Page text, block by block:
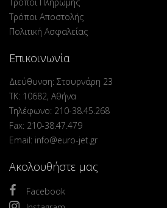
Τρόποι Αποστολής
Πολιτική Ασφαλείας
Επικοινωνία
Διεύθυνση: Στουρνάρη 23
ΤΚ: 10682, Αθήνα
Τηλέφωνο: 210-38.45.268
Fax: 210-38.47.479
Email: info@euro-jet.gr
Ακολουθήστε μας
Facebook